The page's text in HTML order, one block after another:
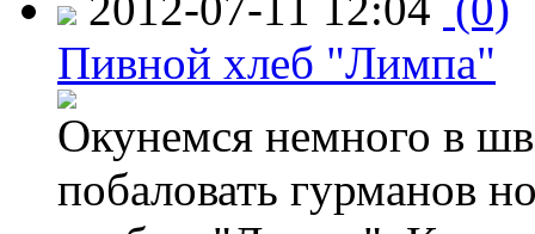
Пивной хлеб "Лимпа"
Окунемся немного в
побаловать гурманов